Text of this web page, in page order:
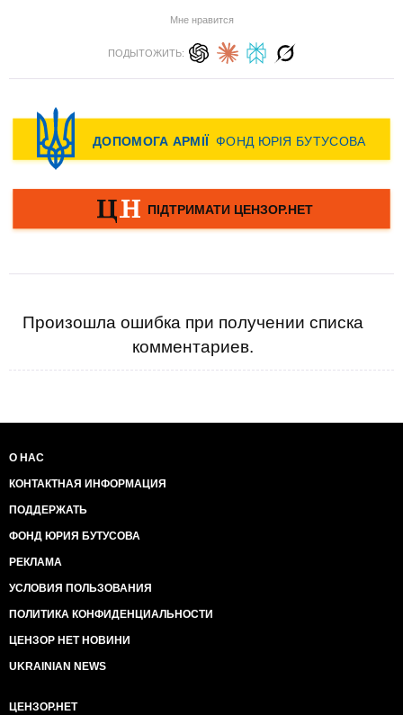
Мне нравится
ПОДЫТОЖИТЬ:
Произошла ошибка при получении списка
комментариев.
О НАС
КОНТАКТНАЯ ИНФОРМАЦИЯ
ПОДДЕРЖАТЬ
ФОНД ЮРИЯ БУТУСОВА
РЕКЛАМА
УСЛОВИЯ ПОЛЬЗОВАНИЯ
ПОЛИТИКА КОНФИДЕНЦИАЛЬНОСТИ
ЦЕНЗОР НЕТ НОВИНИ
UKRAINIAN NEWS
ЦЕНЗОР.НЕТ